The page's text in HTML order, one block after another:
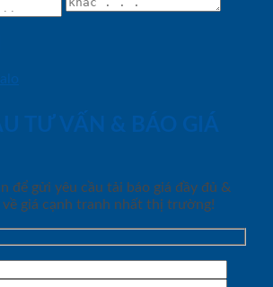
TƯ VẤN & BÁO GIÁ
để gửi yêu cầu tải báo giá đầy đủ &
về giá cạnh tranh nhất thị trường!